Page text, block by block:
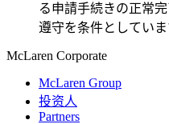
る申請手続きの正常
遵守を条件としていま
McLaren Corporate
McLaren Group
投资人
Partners